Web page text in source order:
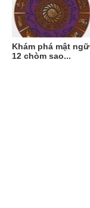
Khám phá mật ngữ
12 chòm sao...